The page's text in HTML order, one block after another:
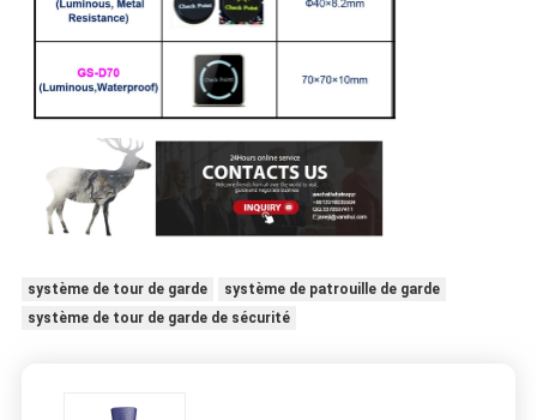
système de tour de garde
système de patrouille de garde
système de tour de garde de sécurité